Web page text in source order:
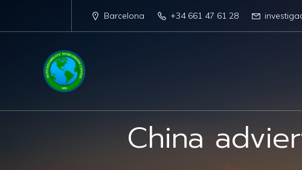
Barcelona +34 661 47 61 28
China